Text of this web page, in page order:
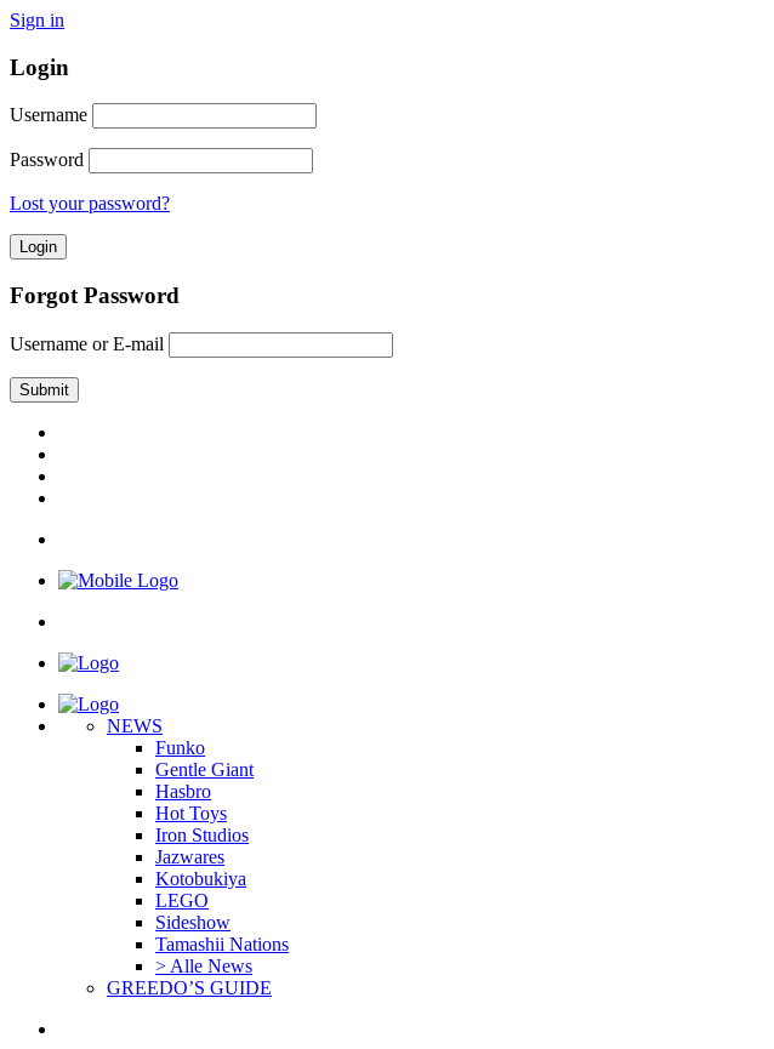
Sign in
Login
Username
Password
Lost your password?
Forgot Password
Username or E-mail
NEWS
Funko
Gentle Giant
Hasbro
Hot Toys
Iron Studios
Jazwares
Kotobukiya
LEGO
Sideshow
Tamashii Nations
> Alle News
GREEDO’S GUIDE